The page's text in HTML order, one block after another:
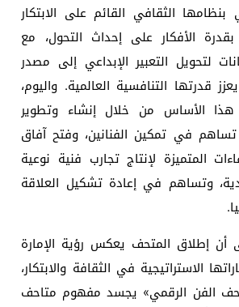
الثقافي القائم على الابتكار
بقدرة الأفكار على إحداث التحول، مع
لتحويل التعبير الإبداعي إلى مصدر
قدرتها التنافسية العالمية. واليوم،
هذا الأساس من خلال إنشاء وتطوير
في تمكين الفنانين، وفتح آفاق
المتميزة لإنتاج تجارب فنية نوعية
وتساهم في إعادة تشكيل العلاقة
إطلاق المتحف يعكس رؤية الإمارة
الاستراتيجية في الثقافة والابتكار،
الفن الرقمي» يجسد مفهوم متاحف